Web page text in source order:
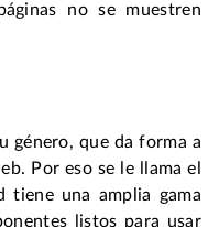
no se muestren
género, que da forma a
Por eso se le llama el
tiene una amplia gama
listos para usar